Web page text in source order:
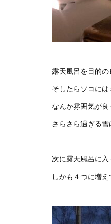
露天風呂を目的
そしたらソコには
なんか雰囲気が良
さらさら過ぎる
次に露天風呂に
しかも４つに増え